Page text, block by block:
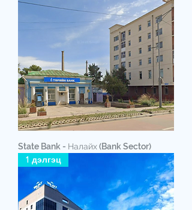
State Bank - Налайх (Bank Sector)
1 дэлгэц